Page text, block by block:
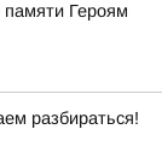
Героям
разбираться!